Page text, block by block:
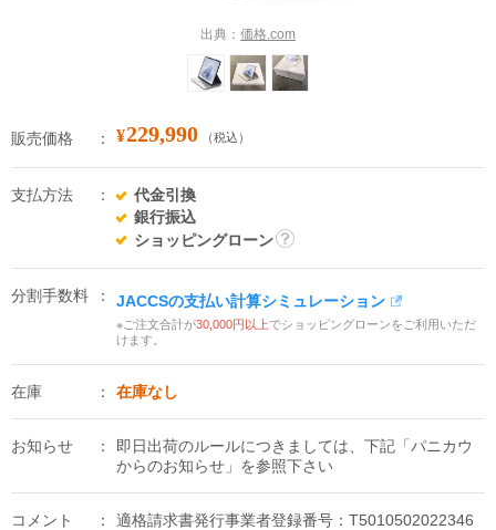
出典： 価格.com
販売価格 ¥229,990 （税込）
支払方法
代金引換
銀行振込
ショッピングローン
分割手数料
JACCSの支払い計算シミュレーション
※ご注文合計が30,000円以上でショッピングローンをご利用いただ
けます。
在庫 在庫なし
お知らせ
即日出荷のルールにつきましては、下記「パニカウ
からのお知らせ」を参照下さい
コメント 適格請求書発行事業者登録番号：T5010502022346